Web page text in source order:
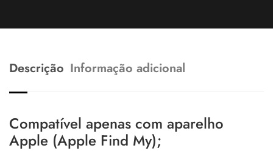
Descrição Informação adicional
Compatível apenas com aparelho
Apple (Apple Find My);